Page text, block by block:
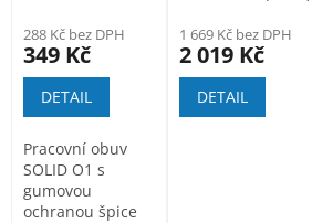
288 Kč bez DPH
349 Kč
DETAIL
Pracovní obuv
SOLID O1 s
gumovou
ochranou špice
1 669 Kč bez DPH
2 019 Kč
DETAIL